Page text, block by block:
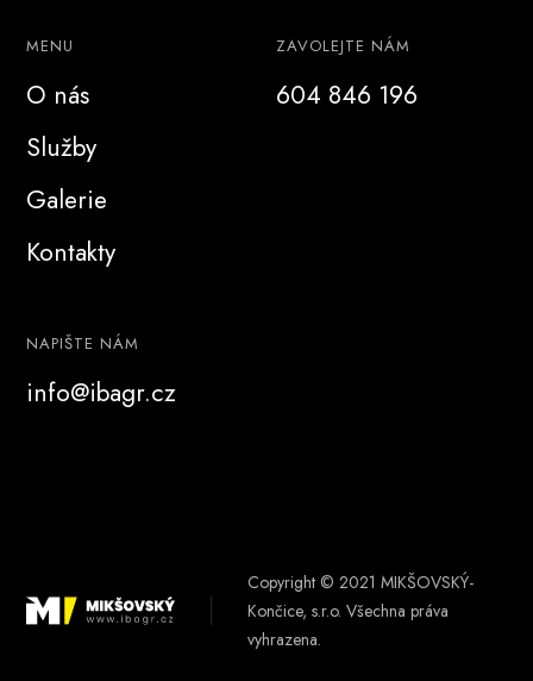
MENU
O nás
Služby
Galerie
Kontakty
ZAVOLEJTE NÁM
604 846 196
NAPIŠTE NÁM
info@ibagr.cz
Copyright © 2021 MIKŠOVSKÝ-
Končice, s.r.o. Všechna práva
vyhrazena.